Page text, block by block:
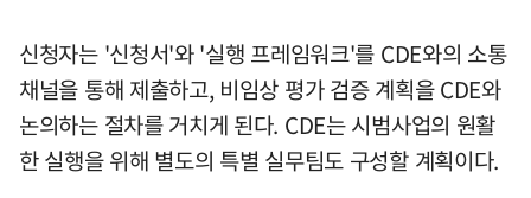
신청자는 '신청서'와 '실행 프레임워크'를 CDE와의 소통
채널을 통해 제출하고, 비임상 평가 검증 계획을 CDE와
논의하는 절차를 거치게 된다. CDE는 시범사업의 원활
한 실행을 위해 별도의 특별 실무팀도 구성할 계획이다.